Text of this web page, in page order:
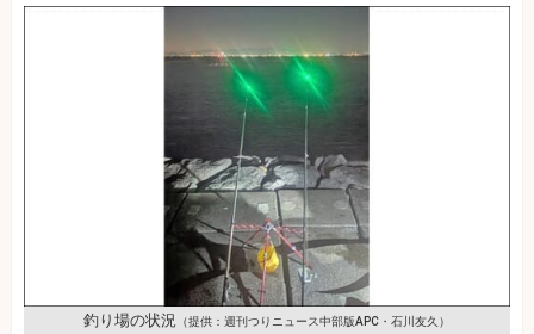
釣り場の状況 （提供：週刊つりニュース中部版APC・石川友久）